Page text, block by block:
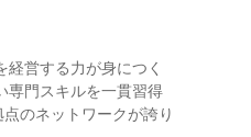
経営する力が身につく
専門スキルを一貫習得
のネットワークが誇り